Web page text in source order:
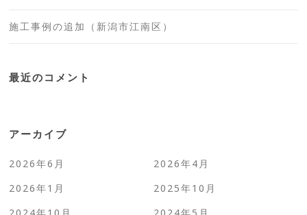
施工事例の追加（新潟市江南区）
最近のコメント
アーカイブ
2026年6月
2026年4月
2026年1月
2025年10月
2024年10月
2024年5月